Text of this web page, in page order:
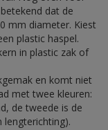
dat de
mm diameter. Kiest
plastic haspel.
in plastic zak of
en komt niet
met twee kleuren:
de tweede is de
lengterichting).